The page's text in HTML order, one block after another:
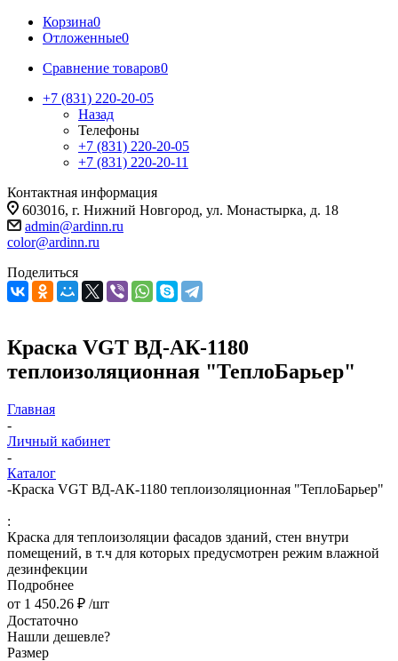
Корзина0
Отложенные0
Сравнение товаров0
+7 (831) 220-20-05
Назад
Телефоны
+7 (831) 220-20-05
+7 (831) 220-20-11
Контактная информация
603016, г. Нижний Новгород, ул. Монастырка, д. 18
admin@ardinn.ru
color@ardinn.ru
Поделиться
Краска VGT ВД-АК-1180
теплоизоляционная "ТеплоБарьер"
Главная
-
Личный кабинет
-
Каталог
-Краска VGT ВД-АК-1180 теплоизоляционная "ТеплоБарьер"
:
Краска для теплоизоляции фасадов зданий, стен внутри
помещений, в т.ч для которых предусмотрен режим влажной
дезинфекции
Подробнее
от 1 450.26 ₽ /шт
Достаточно
Нашли дешевле?
Размер